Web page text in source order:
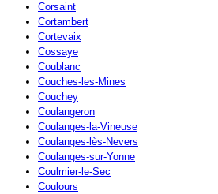
Corsaint
Cortambert
Cortevaix
Cossaye
Coublanc
Couches-les-Mines
Couchey
Coulangeron
Coulanges-la-Vineuse
Coulanges-lès-Nevers
Coulanges-sur-Yonne
Coulmier-le-Sec
Coulours